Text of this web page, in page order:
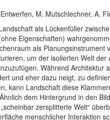
M. Mutschlechner, A.
als Lückenfüller
Eigenschaften)
als Planungsinstrument
um der isolierten Welt der
Während Architektur
und eher dazu neigt, zu
kann Landschaft diese
dem Hintergrund in den
zersplitterte Welt“
menschlicher Interaktion